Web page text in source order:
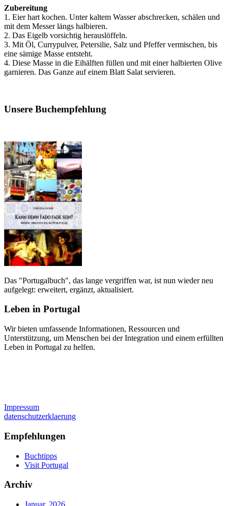
Zubereitung
1. Eier hart kochen. Unter kaltem Wasser abschrecken, schälen und
mit dem Messer längs halbieren.
2. Das Eigelb vorsichtig herauslöffeln.
3. Mit Öl, Currypulver, Petersilie, Salz und Pfeffer vermischen, bis
eine sämige Masse entsteht.
4. Diese Masse in die Eihälften füllen und mit einer halbierten Olive
garnieren. Das Ganze auf einem Blatt Salat servieren.
Unsere Buchempfehlung
Das "Portugalbuch", das lange vergriffen war, ist nun wieder neu
aufgelegt: erweitert, ergänzt, aktualisiert.
Leben in Portugal
Wir bieten umfassende Informationen, Ressourcen und
Unterstützung, um Menschen bei der Integration und einem erfüllten
Leben in Portugal zu helfen.
Impressum
datenschutzerklaerung
Empfehlungen
Buchtipps
Visit Portugal
Archiv
Januar, 2026